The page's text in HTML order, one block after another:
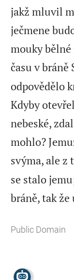
jakž mluvil
ječmene
mouky
času v bráně
odpovědělo
Kdyby
nebeské,
mohlo?
svýma, ale z
se stalo
bráně, tak že
Public Domain